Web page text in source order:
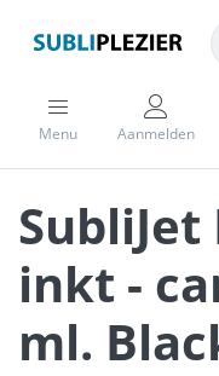
Menu Aanmelden
SubliJet
inkt -
ml.